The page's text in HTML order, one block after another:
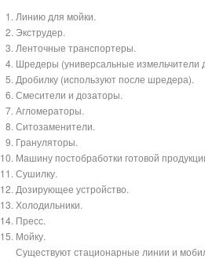
Линию для мойки.
Экструдер.
Ленточные транспортеры.
Шредеры (универсальные измельчители
Дробилку (используют после шредера).
Смесители и дозаторы.
Агломераторы.
Ситозаменители.
Грануляторы.
Машину постобработки готовой
Сушилку.
Дозирующее устройство.
Холодильники.
Пресс.
Мойку.
Существуют стационарные линии и